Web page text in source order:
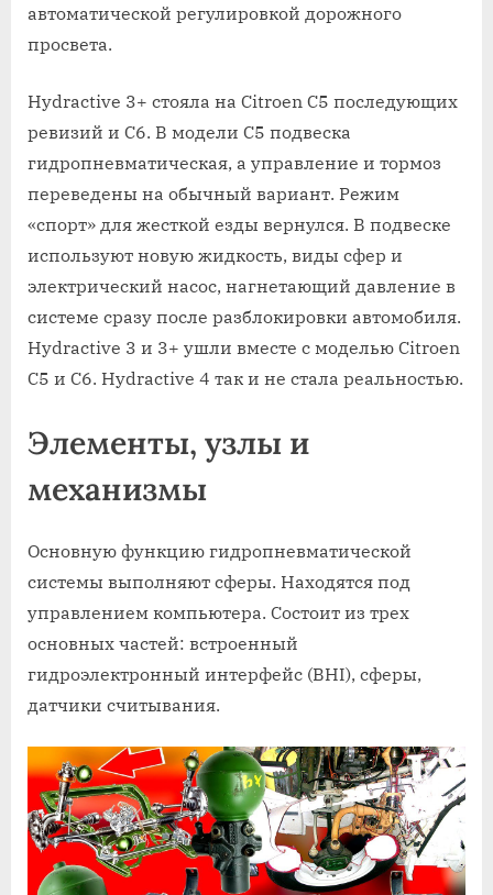
автоматической регулировкой дорожного
просвета.
Hydractive 3+ стояла на Citroen C5 последующих
ревизий и C6. В модели C5 подвеска
гидропневматическая, а управление и тормоз
переведены на обычный вариант. Режим
«спорт» для жесткой езды вернулся. В подвеске
используют новую жидкость, виды сфер и
электрический насос, нагнетающий давление в
системе сразу после разблокировки автомобиля.
Hydractive 3 и 3+ ушли вместе с моделью Citroen
C5 и С6. Hydractive 4 так и не стала реальностью.
Элементы, узлы и
механизмы
Основную функцию гидропневматической
системы выполняют сферы. Находятся под
управлением компьютера. Состоит из трех
основных частей: встроенный
гидроэлектронный интерфейс (BHI), сферы,
датчики считывания.